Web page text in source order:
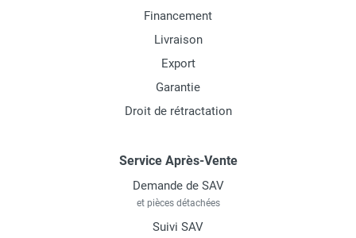
Financement
Livraison
Export
Garantie
Droit de rétractation
Service Après-Vente
Demande de SAV
et pièces détachées
Suivi SAV